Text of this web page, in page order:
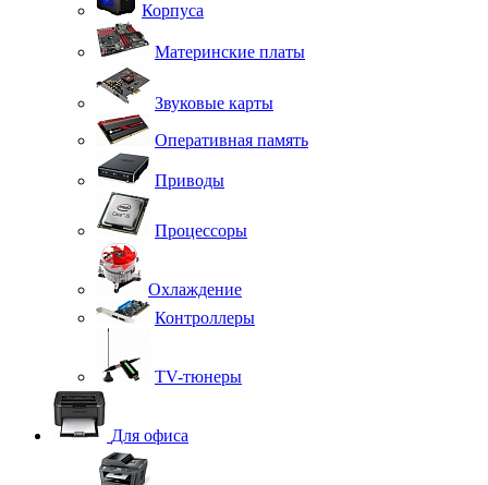
Корпуса
Материнские платы
Звуковые карты
Оперативная память
Приводы
Процессоры
Охлаждение
Контроллеры
TV-тюнеры
Для офиса